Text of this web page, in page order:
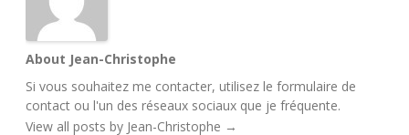
About Jean-Christophe
Si vous souhaitez me contacter, utilisez le formulaire de
contact ou l'un des réseaux sociaux que je fréquente.
View all posts by Jean-Christophe →